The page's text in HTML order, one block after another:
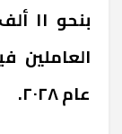
عام ٢٠٢٨.